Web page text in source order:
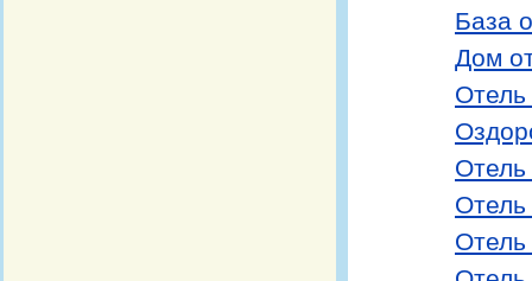
База
Дом